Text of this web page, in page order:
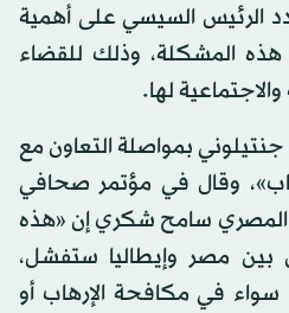
الرئيس السيسي على أهمية
هذه المشكلة، وذلك للقضاء
لها.
بمواصلة التعاون مع
وقال في مؤتمر صحافي
المصري سامح شكري إن «هذه
بين مصر وإيطاليا ستفشل،
سواء في مكافحة الإرهاب أو